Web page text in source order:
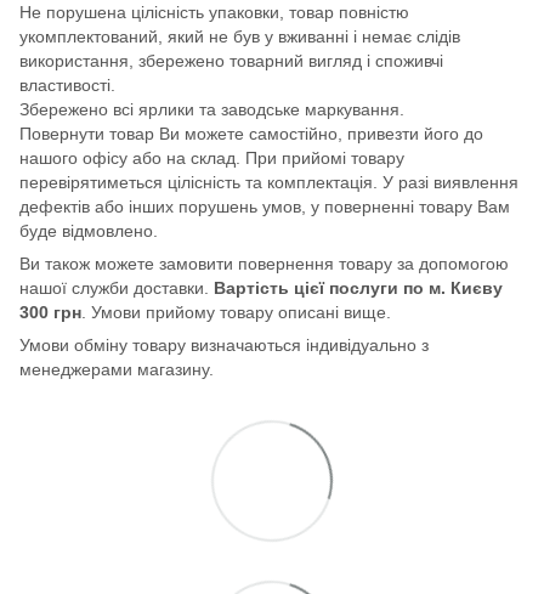
Не порушена цілісність упаковки, товар повністю
укомплектований, який не був у вживанні і немає слідів
використання, збережено товарний вигляд і споживчі
властивості.
Збережено всі ярлики та заводське маркування.
Повернути товар Ви можете самостійно, привезти його до
нашого офісу або на склад. При прийомі товару
перевірятиметься цілісність та комплектація. У разі виявлення
дефектів або інших порушень умов, у поверненні товару Вам
буде відмовлено.
Ви також можете замовити повернення товару за допомогою
нашої служби доставки. Вартість цієї послуги по м. Києву
300 грн . Умови прийому товару описані вище.
Умови обміну товару визначаються індивідуально з
менеджерами магазину.